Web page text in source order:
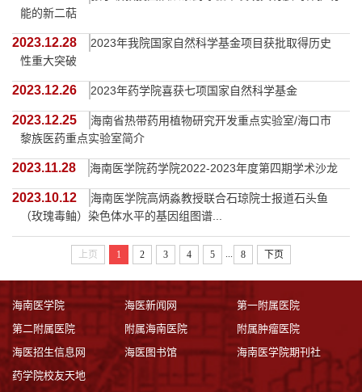
能的新二萜
2023.12.28
2023年我院国家自然科学基金项目获批取得历史
性重大突破
2023.12.26 2023年药学院喜获七项国家自然科学基金
2023.12.25
海南省热带药用植物研究开发重点实验室/海口市
黎族医药重点实验室简介
2023.11.28 海南医学院药学院2022-2023年度第四期学术沙龙
2023.10.12
海南医学院高炳淼教授联合石琼院士报道石头鱼
（玫瑰毒鲉）染色体水平的基因组图谱...
上页 1 2 3 4 5 8 下页
海南医学院 海医新闻网
第一附属医院
第二附属医院
附属海南医院
附属肿瘤医院
海医招生信息网
海医图书馆
海南医学院期刊社
药学院校友天地